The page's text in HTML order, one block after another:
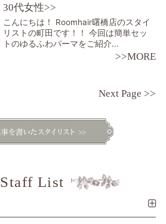
30代女性>>
こんにちは！ Roomhair曙橋店のスタイ
リストの町田です！！ 今回は簡単セッ
トのゆるふわパーマをご紹介...
>>MORE
Next Page >>
Staff List